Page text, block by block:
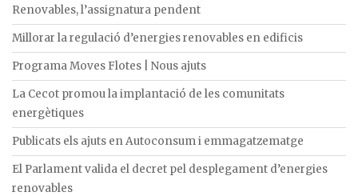
Renovables, l’assignatura pendent
Millorar la regulació d’energies renovables en edificis
Programa Moves Flotes | Nous ajuts
La Cecot promou la implantació de les comunitats
energètiques
Publicats els ajuts en Autoconsum i emmagatzematge
El Parlament valida el decret pel desplegament d’energies
renovables